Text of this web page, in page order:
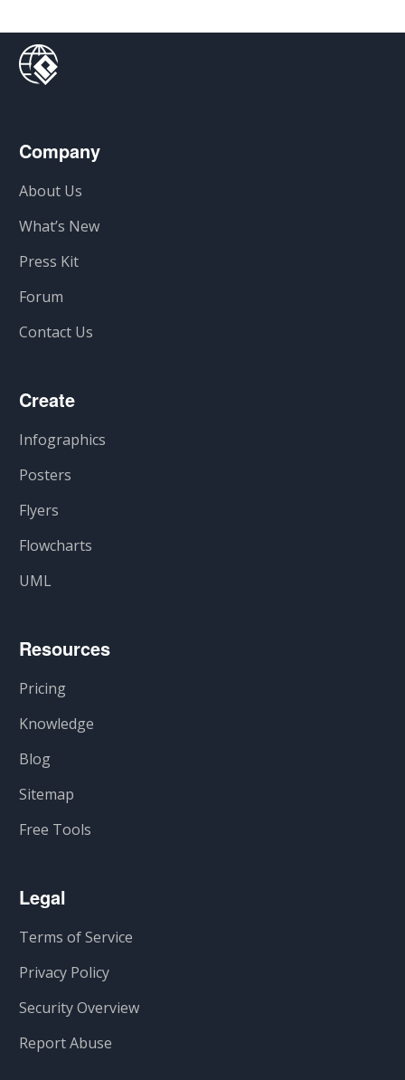
Company
About Us
What’s New
Press Kit
Forum
Contact Us
Create
Infographics
Posters
Flyers
Flowcharts
UML
Resources
Pricing
Knowledge
Blog
Sitemap
Free Tools
Legal
Terms of Service
Privacy Policy
Security Overview
Report Abuse